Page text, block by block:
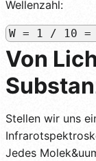
Wellenzahl:
W = 1 / 10 =
Von
Stellen wir uns
Jedes